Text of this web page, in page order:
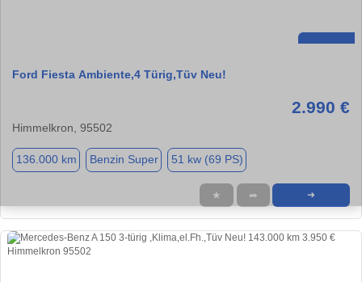
Ford Fiesta Ambiente,4 Türig,Tüv Neu!
2.990 €
Himmelkron, 95502
136.000 km Benzin Super 51 kw (69 PS)
★ ➦ ➜